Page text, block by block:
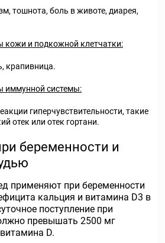
тошнота, боль в животе, диарея,
кожи и подкожной клетчатки:
крапивница.
иммунной системы:
гиперчувствительности, такие
отек или отек гортани.
беременности и
применяют при беременности
кальция и витамина D3 в
поступление при
превышать 2500 мг
D.